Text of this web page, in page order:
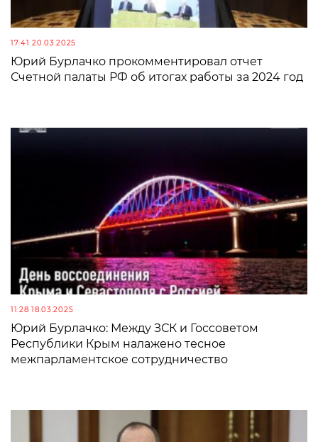
17:41 20.03.2025
Юрий Бурлачко прокомментировал отчет
Счетной палаты РФ об итогах работы за 2024 год
11:28 18.03.2025
Юрий Бурлачко: Между ЗСК и Госсоветом
Республики Крым налажено тесное
межпарламентское сотрудничество